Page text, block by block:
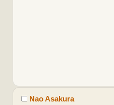
Nao Asakura